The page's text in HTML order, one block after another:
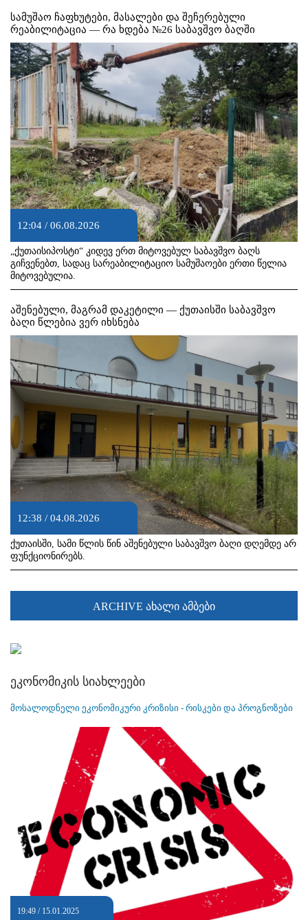
სამუშაო ჩაფხუტები, მასალები და შეჩერებული
რეაბილიტაცია — რა ხდება №26 საბავშვო ბაღში
12:04 / 06.08.2026
„ქუთაისიპოსტი“ კიდევ ერთ მიტოვებულ საბავშვო ბაღს
გიჩვენებთ, სადაც სარეაბილიტაციო სამუშაოები ერთი წელია
მიტოვებულია.
აშენებული, მაგრამ დაკეტილი — ქუთაისში საბავშვო
ბაღი წლებია ვერ იხსნება
12:38 / 04.08.2026
ქუთაისში, სამი წლის წინ აშენებული საბავშვო ბაღი დღემდე არ
ფუნქციონირებს.
ARCHIVE ახალი ამბები
ეკონომიკის სიახლეები
მოსალოდნელი ეკონომიკური კრიზისი - რისკები და პროგნოზები
19:49 / 15.01.2025